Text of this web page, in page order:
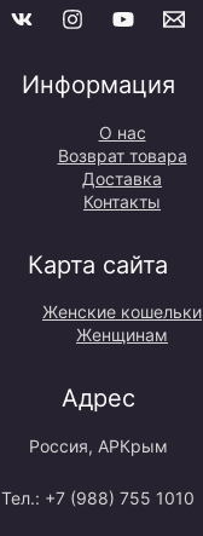
Информация
О нас
Возврат товара
Доставка
Контакты
Карта сайта
Женские кошельки
Женщинам
Адрес
Россия, АРКрым
Тел.: +7 (988) 755 1010